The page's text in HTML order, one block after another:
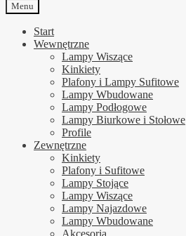
Menu
Start
Wewnętrzne
Lampy Wiszące
Kinkiety
Plafony i Lampy Sufitowe
Lampy Wbudowane
Lampy Podłogowe
Lampy Biurkowe i Stołowe
Profile
Zewnętrzne
Kinkiety
Plafony i Sufitowe
Lampy Stojące
Lampy Wiszące
Lampy Najazdowe
Lampy Wbudowane
Akcesoria